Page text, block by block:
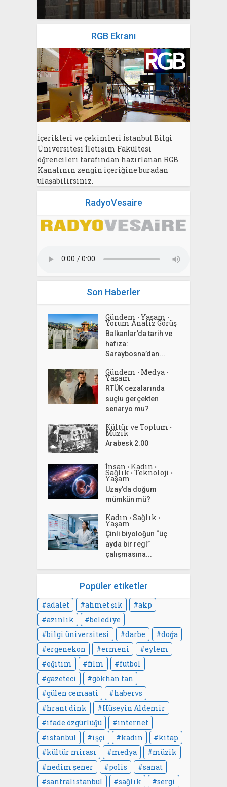
RGB Ekranı
İçerikleri ve çekimleri İstanbul Bilgi
Üniversitesi İletişim Fakültesi
öğrencileri tarafından hazırlanan RGB
Kanalının zengin içeriğine buradan
ulaşabilirsiniz.
RadyoVesaire
Son Haberler
Gündem • Yaşam •
Yorum Analiz Görüş
Balkanlar’da tarih ve
hafıza:
Saraybosna’dan...
Gündem • Medya •
Yaşam
RTÜK cezalarında
suçlu gerçekten
senaryo mu?
Kültür ve Toplum •
Müzik
Arabesk 2.00
İnsan • Kadın •
Sağlık • Teknoloji •
Yaşam
Uzay’da doğum
mümkün mü?
Kadın • Sağlık •
Yaşam
Çinli biyoloğun “üç
ayda bir regl”
çalışmasına...
Popüler etiketler
adalet ahmet şık
akp
azınlık
belediye
bilgi üniversitesi
darbe
doğa
ergenekon
ermeni
eylem
eğitim
film
futbol
gazeteci
gökhan tan
gülen cemaati
habervs
hrant dink
Hüseyin Aldemir
ifade özgürlüğü
internet
istanbul
işçi kadın
kitap
kültür mirası
medya
müzik
nedim şener
polis
sanat
santralistanbul
sağlık
sergi